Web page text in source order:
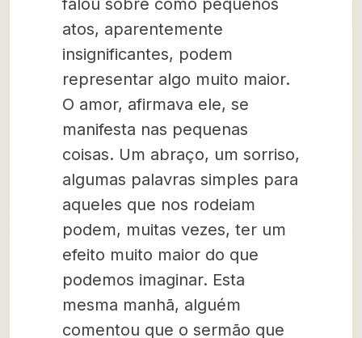
falou sobre como pequenos
atos, aparentemente
insignificantes, podem
representar algo muito maior.
O amor, afirmava ele, se
manifesta nas pequenas
coisas. Um abraço, um sorriso,
algumas palavras simples para
aqueles que nos rodeiam
podem, muitas vezes, ter um
efeito muito maior do que
podemos imaginar. Esta
mesma manhã, alguém
comentou que o sermão que